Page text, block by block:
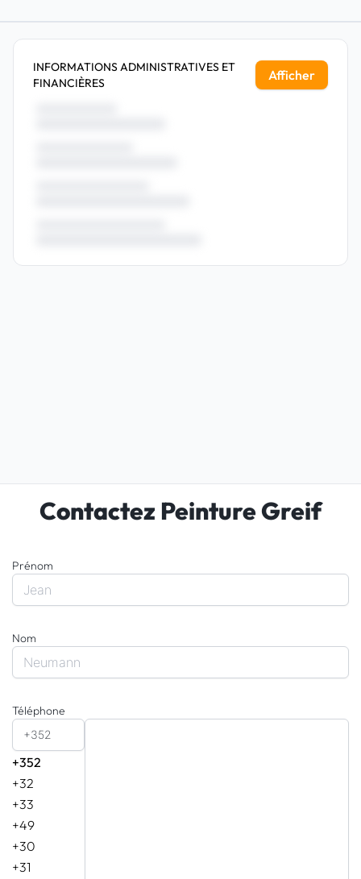
INFORMATIONS ADMINISTRATIVES ET
FINANCIÈRES
Afficher
Contactez Peinture Greif
Prénom
Nom
Téléphone
+352
+352
+32
+33
+49
+30
+31